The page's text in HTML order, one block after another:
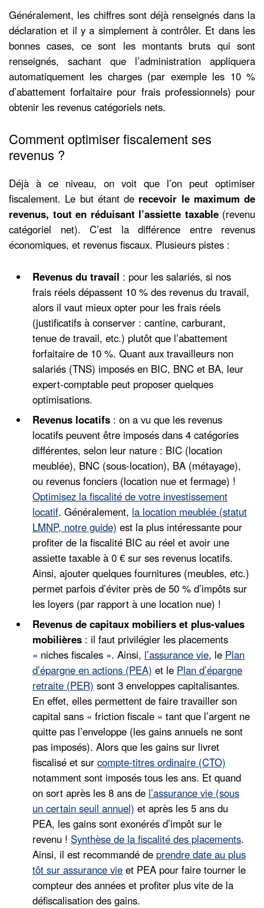
Généralement, les chiffres sont déjà renseignés dans la
déclaration et il y a simplement à contrôler. Et dans les
bonnes cases, ce sont les montants bruts qui sont
renseignés, sachant que l’administration appliquera
automatiquement les charges (par exemple les 10 %
d’abattement forfaitaire pour frais professionnels) pour
obtenir les revenus catégoriels nets.
Comment optimiser fiscalement ses
revenus ?
Déjà à ce niveau, on voit que l’on peut optimiser
fiscalement. Le but étant de recevoir le maximum de
revenus, tout en réduisant l’assiette taxable(revenu
catégoriel net). C’est la différence entre revenus
économiques, et revenus fiscaux. Plusieurs pistes :
Revenus du travail : pour les salariés, si nos
frais réels dépassent 10 % des revenus du travail,
alors il vaut mieux opter pour les frais réels
(justificatifs à conserver : cantine, carburant,
tenue de travail, etc.) plutôt que l’abattement
forfaitaire de 10 %. Quant aux travailleurs non
salariés (TNS) imposés en BIC, BNC et BA, leur
expert-comptable peut proposer quelques
optimisations.
Revenus locatifs : on a vu que les revenus
locatifs peuvent être imposés dans 4 catégories
différentes, selon leur nature : BIC (location
meublée), BNC (sous-location), BA (métayage),
ou revenus fonciers (location nue et fermage) !
Optimisez la fiscalité de votre investissement
locatif. Généralement, la location meublée (statut
LMNP, notre guide) est la plus intéressante pour
profiter de la fiscalité BIC au réel et avoir une
assiette taxable à 0 € sur ses revenus locatifs.
Ainsi, ajouter quelques fournitures (meubles, etc.)
permet parfois d’éviter près de 50 % d’impôts sur
les loyers (par rapport à une location nue) !
Revenus de capitaux mobiliers et plus-values
mobilières : il faut privilégier les placements
« niches fiscales ». Ainsi, l’assurance vie, le Plan
d’épargne en actions (PEA) et le Plan d’épargne
retraite (PER) sont 3 enveloppes capitalisantes.
En effet, elles permettent de faire travailler son
capital sans « friction fiscale » tant que l’argent ne
quitte pas l’enveloppe (les gains annuels ne sont
pas imposés). Alors que les gains sur livret
fiscalisé et sur compte-titres ordinaire (CTO)
notamment sont imposés tous les ans. Et quand
on sort après les 8 ans de l’assurance vie (sous
un certain seuil annuel) et après les 5 ans du
PEA, les gains sont exonérés d’impôt sur le
revenu ! Synthèse de la fiscalité des placements.
Ainsi, il est recommandé de prendre date au plus
tôt sur assurance vie et PEA pour faire tourner le
compteur des années et profiter plus vite de la
défiscalisation des gains.